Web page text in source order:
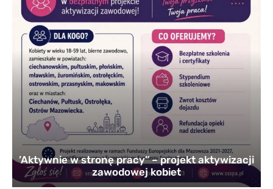
’Aktywnie w stronę pracy” – projekt aktywizacji
zawodowej kobiet